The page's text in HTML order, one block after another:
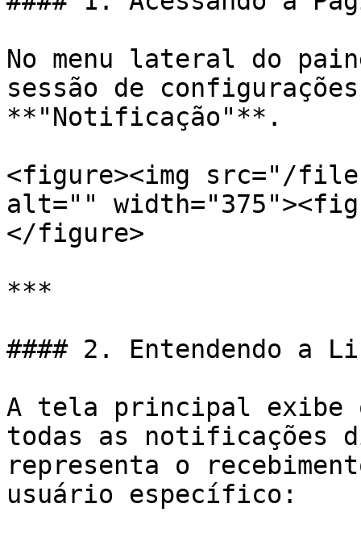
No menu lateral do
sessão de
**"Notificação"**.
<figure><img src="/files/
alt=""
</figure>
***
#### 2. Entendendo a
A tela principal exibe
todas as notificações
representa o
usuário específico: